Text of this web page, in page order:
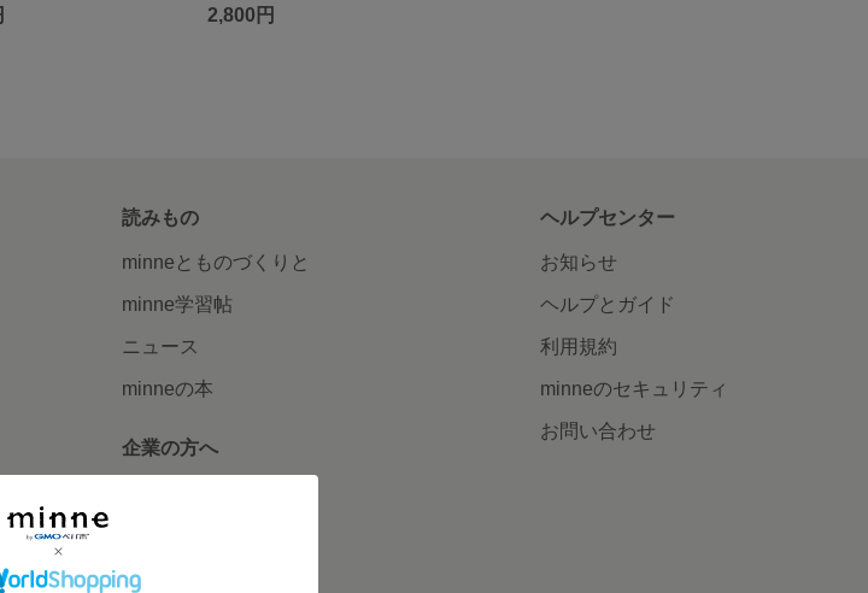
2,800円
読みもの
minneとものづくりと
minne学習帖
ニュース
minneの本
企業の方へ
ヘルプセンター
お知らせ
ヘルプとガイド
利用規約
minneのセキュリティ
お問い合わせ